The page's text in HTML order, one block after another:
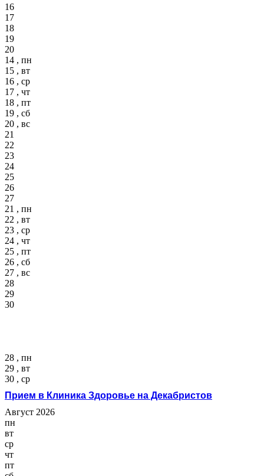
16
17
18
19
20
14 , пн
15 , вт
16 , ср
17 , чт
18 , пт
19 , сб
20 , вс
21
22
23
24
25
26
27
21 , пн
22 , вт
23 , ср
24 , чт
25 , пт
26 , сб
27 , вс
28
29
30
28 , пн
29 , вт
30 , ср
Прием в Клиника Здоровье на Декабристов
Август 2026
пн
вт
ср
чт
пт